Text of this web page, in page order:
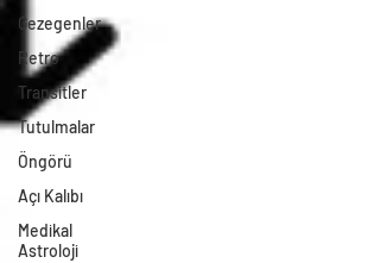
Gezegenler
Retro
Transitler
Tutulmalar
Öngörü
Açı Kalıbı
Medikal
Astroloji